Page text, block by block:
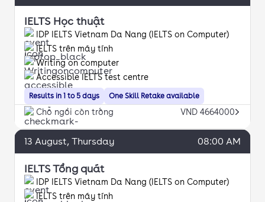
IELTS Học thuật
IDP IELTS Vietnam Da Nang (IELTS on Computer)
Results in 1 to 5 days
IELTS trên máy tính
Writing on computer
One Skill Retake available
Accessible IELTS test centre
Chỗ ngồi còn trống VND 4664000
13 August, Thursday 08:00 AM
IELTS Tổng quát
IDP IELTS Vietnam Da Nang (IELTS on Computer)
IELTS trên máy tính